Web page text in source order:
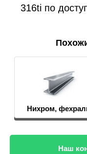
316ti по
Нихром,
термопары
Наш